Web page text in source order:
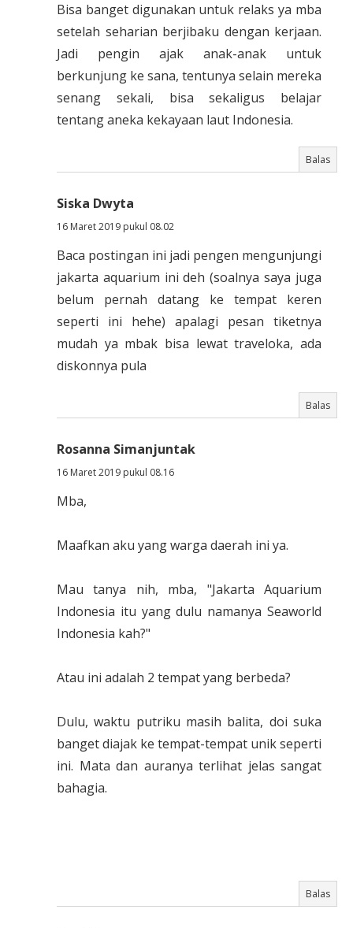
Bisa banget digunakan untuk relaks ya mba
setelah seharian berjibaku dengan kerjaan.
Jadi pengin ajak anak-anak untuk
berkunjung ke sana, tentunya selain mereka
senang sekali, bisa sekaligus belajar
tentang aneka kekayaan laut Indonesia.
Balas
Siska Dwyta
16 Maret 2019 pukul 08.02
Baca postingan ini jadi pengen mengunjungi
jakarta aquarium ini deh (soalnya saya juga
belum pernah datang ke tempat keren
seperti ini hehe) apalagi pesan tiketnya
mudah ya mbak bisa lewat traveloka, ada
diskonnya pula
Balas
Rosanna Simanjuntak
16 Maret 2019 pukul 08.16
Mba,
Maafkan aku yang warga daerah ini ya.
Mau tanya nih, mba, "Jakarta Aquarium
Indonesia itu yang dulu namanya Seaworld
Indonesia kah?"
Atau ini adalah 2 tempat yang berbeda?
Dulu, waktu putriku masih balita, doi suka
banget diajak ke tempat-tempat unik seperti
ini. Mata dan auranya terlihat jelas sangat
bahagia.
Balas